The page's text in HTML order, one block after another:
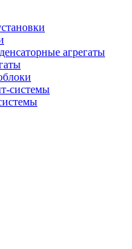
агрегаты
системы